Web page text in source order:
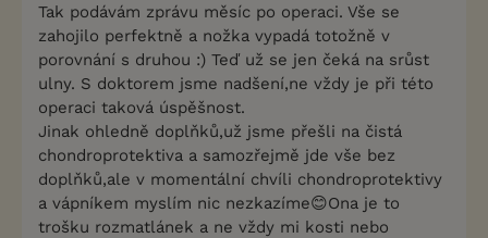
Tak podávám zprávu měsíc po operaci. Vše se
zahojilo perfektně a nožka vypadá totožně v
porovnání s druhou :) Teď už se jen čeká na srůst
ulny. S doktorem jsme nadšení,ne vždy je při této
operaci taková úspěšnost.
Jinak ohledně doplňků,už jsme přešli na čistá
chondroprotektiva a samozřejmě jde vše bez
doplňků,ale v momentální chvíli chondroprotektivy
a vápníkem myslím nic nezkazíme😊Ona je to
trošku rozmatlánek a ne vždy mi kosti nebo